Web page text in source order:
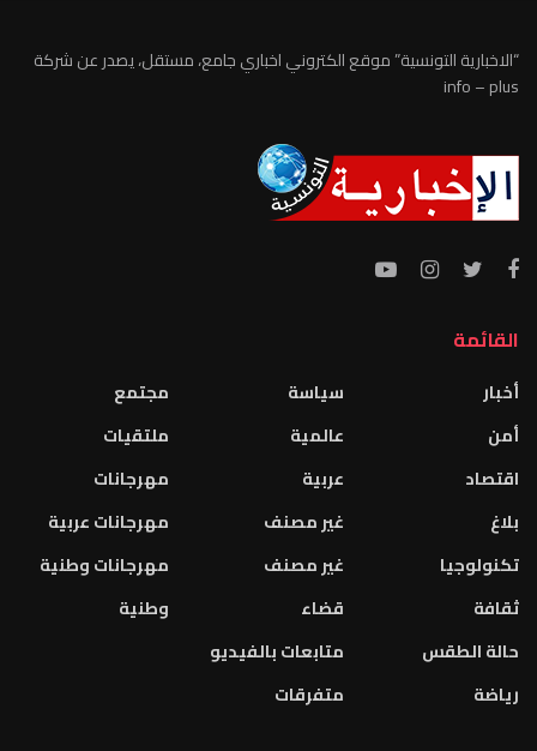
“الاخبارية التونسية” موقع الكتروني اخباري جامع، مستقل، يصدر عن شركة
info – plus
القائمة
أخبار
أمن
اقتصاد
بلاغ
تكنولوجيا
ثقافة
حالة الطقس
رياضة
سياسة
عالمية
عربية
غير مصنف
غير مصنف
قضاء
متابعات بالفيديو
متفرقات
مجتمع
ملتقيات
مهرجانات
مهرجانات عربية
مهرجانات وطنية
وطنية